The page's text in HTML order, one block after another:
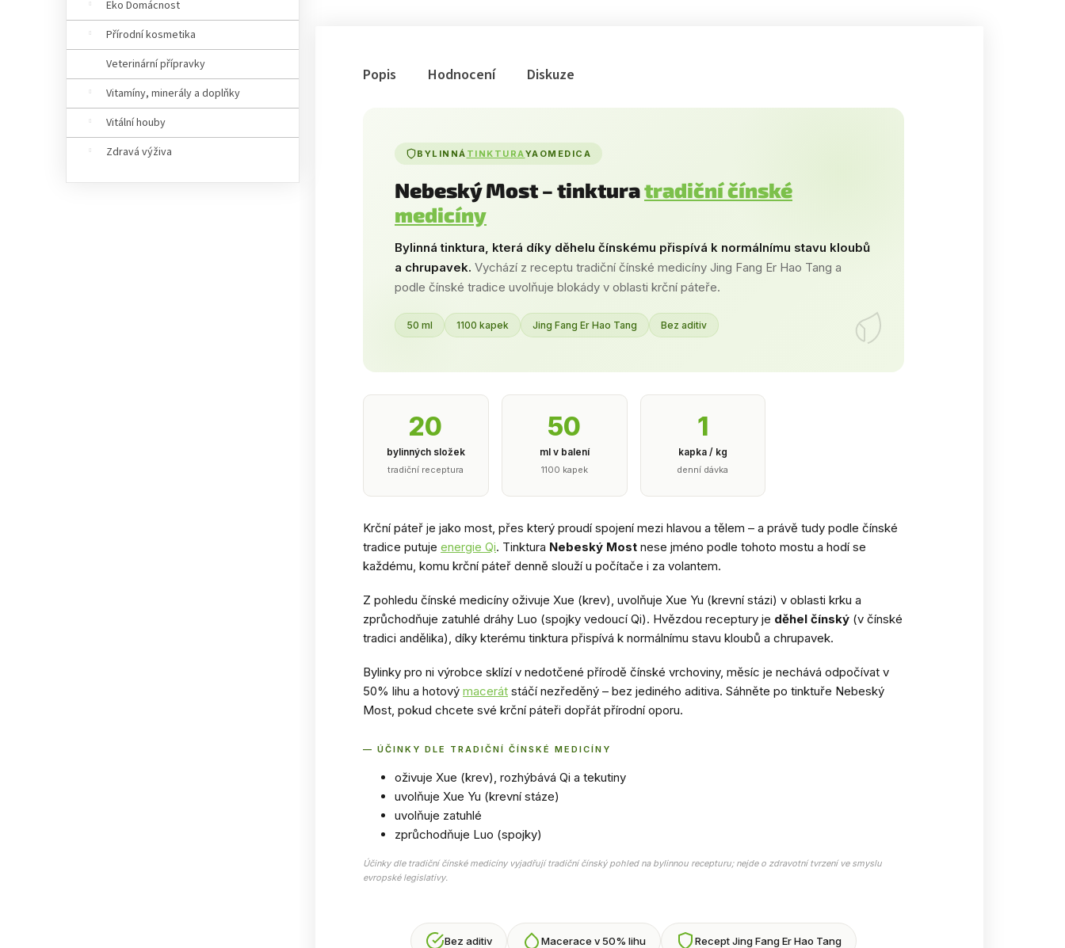
Eko Domácnost
Přírodní kosmetika
Veterinární přípravky
Vitamíny, minerály a doplňky
Vitální houby
Zdravá výživa
Popis Hodnocení Diskuze
BYLINNÁ TINKTURAYAOMEDICA
Nebeský Most – tinkturatradiční čínské
medicíny
Bylinná tinktura, která díky děhelu čínskému přispívá k normálnímu stavu kloubů
a chrupavek. Vychází z receptu tradiční čínské medicíny Jing Fang Er Hao Tang a
podle čínské tradice uvolňuje blokády v oblasti krční páteře.
50 ml 1100 kapek Jing Fang Er Hao Tang Bez aditiv
20
bylinných složek
tradiční receptura
50
ml v balení
1100 kapek
1
kapka / kg
denní dávka
Krční páteř je jako most, přes který proudí spojení mezi hlavou a tělem – a právě tudy podle čínské
tradice putuje energie Qi. Tinktura Nebeský Most nese jméno podle tohoto mostu a hodí se
každému, komu krční páteř denně slouží u počítače i za volantem.
Z pohledu čínské medicíny oživuje Xue (krev), uvolňuje Xue Yu (krevní stázi) v oblasti krku a
zprůchodňuje zatuhlé dráhy Luo (spojky vedoucí Qi). Hvězdou receptury je děhel čínský (v čínské
tradici andělika), díky kterému tinktura přispívá k normálnímu stavu kloubů a chrupavek.
Bylinky pro ni výrobce sklízí v nedotčené přírodě čínské vrchoviny, měsíc je nechává odpočívat v
50% lihu a hotový macerát stáčí nezředěný – bez jediného aditiva. Sáhněte po tinktuře Nebeský
Most, pokud chcete své krční páteři dopřát přírodní oporu.
— ÚČINKY DLE TRADIČNÍ ČÍNSKÉ MEDICÍNY
oživuje Xue (krev), rozhýbává Qi a tekutiny
uvolňuje Xue Yu (krevní stáze)
uvolňuje zatuhlé
zprůchodňuje Luo (spojky)
Účinky dle tradiční čínské medicíny vyjadřují tradiční čínský pohled na bylinnou recepturu; nejde o zdravotní tvrzení ve smyslu
evropské legislativy.
Bez aditiv Macerace v 50% lihu Recept Jing Fang Er Hao Tang